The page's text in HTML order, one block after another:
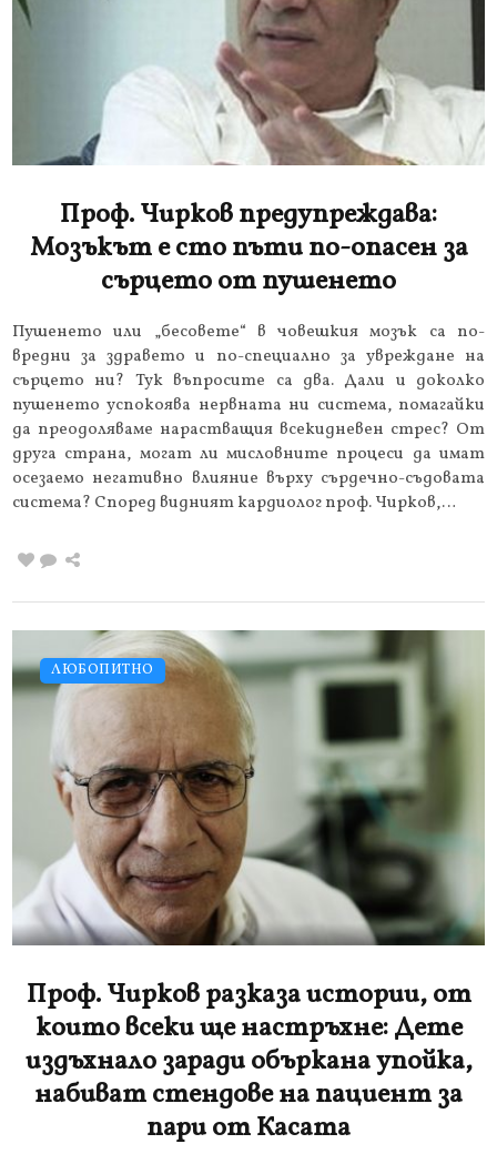
Проф. Чирков предупреждава:
Мозъкът е сто пъти по-опасен за
сърцето от пушенето
Пушенето или „бесовете“ в човешкия мозък са по-
вредни за здравето и по-специално за увреждане на
сърцето ни? Тук въпросите са два. Дали и доколко
пушенето успокоява нервната ни система, помагайки
да преодоляваме нарастващия всекидневен стрес? От
друга страна, могат ли мисловните процеси да имат
осезаемо негативно влияние върху сърдечно-съдовата
система? Според видният кардиолог проф. Чирков,…
ЛЮБОПИТНО
Проф. Чирков разказа истории, от
които всеки ще настръхне: Дете
издъхнало заради объркана упойка,
набиват стендове на пациент за
пари от Касата